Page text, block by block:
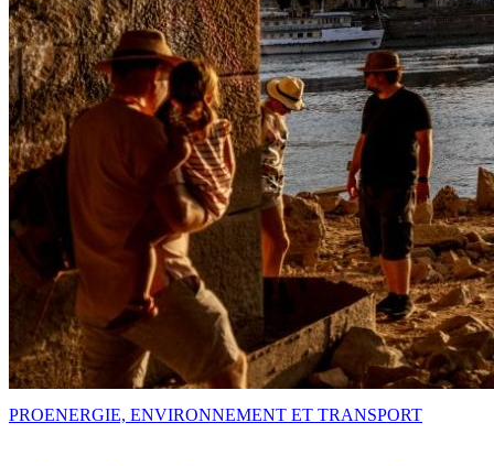
PROENERGIE, ENVIRONNEMENT ET TRANSPORT